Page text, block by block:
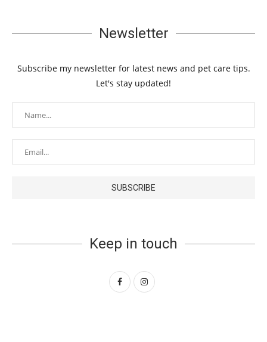
Newsletter
Subscribe my newsletter for latest news and pet care tips.
Let's stay updated!
Keep in touch